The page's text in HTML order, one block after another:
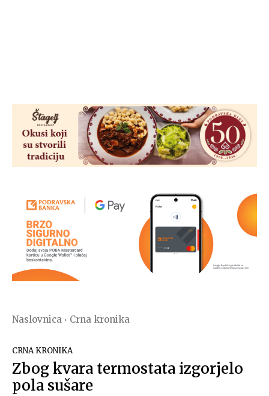
Naslovnica Crna kronika
CRNA KRONIKA
Zbog kvara termostata izgorjelo
pola sušare